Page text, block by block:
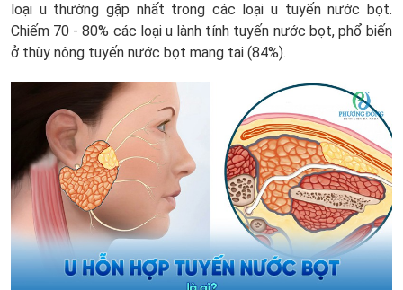
loại u thường gặp nhất trong các loại u tuyến nước bọt.
Chiếm 70 - 80% các loại u lành tính tuyến nước bọt, phổ biến
ở thùy nông tuyến nước bọt mang tai (84%).